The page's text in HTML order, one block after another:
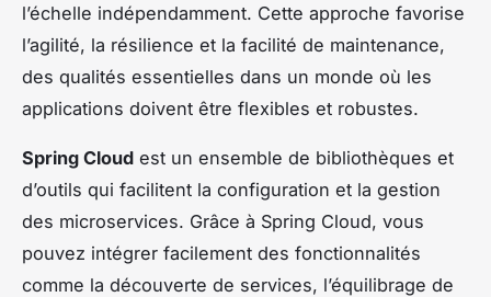
l’échelle indépendamment. Cette approche favorise
l’agilité, la résilience et la facilité de maintenance,
des qualités essentielles dans un monde où les
applications doivent être flexibles et robustes.
Spring Cloud est un ensemble de bibliothèques et
d’outils qui facilitent la configuration et la gestion
des microservices. Grâce à Spring Cloud, vous
pouvez intégrer facilement des fonctionnalités
comme la découverte de services, l’équilibrage de